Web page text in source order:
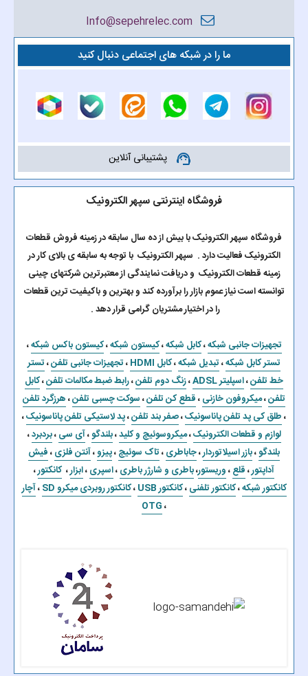
Info@sepehrelec.com
ما را در شبکه های اجتماعی دنبال کنید
support_agent پشتیبانی آنلاین
فروشگاه اینترنتی سپهر الکترونیک
فروشگاه سپهر الکترونیک با بیش از ده سال سابقه در زمینه فروش قطعات
الکترونیک فعالیت دارد . سپهر الکترونیک با توجه به سابقه ی بالای کار در
زمینه قطعات الکترونیک و دریافت نمایندگی از معتبرترین شرکتهای چینی
توانسته است نیاز عموم بازار را برآورده کند و بهترین و باکیفیت ترین قطعات
را در اختیار مشتریان گرامی قرار دهد .
تجهیزات جانبی شبکه،کابل شبکه،کیستون شبکه،کیستون باکس شبکه،
تستر کابل شبکه،تبدیل شبکه،کابل HDMI ،تجهیزات جانبی تلفن،تستر
خط تلفن،اسپلیتر ADSL ،زنگ دوم تلفن،رابط ضبط مکالمات تلفن،کابل
تلفن،میکروفون خازنی،قطع کن تلفن،سوکت چسبی تلفن،هرزگرد تلفن
،طلق کی پد تلفن پاناسونیک،صفر بند تلفن،پد لاستیکی تلفن پاناسونیک،
لوازم و قطعات الکترونیک،میکروسوئیچ و کلید،بلندگو،آی سی،بردبرد،
بلندگو،بازر اسیلاتوردار،جاباطری،تاک سوئیچ،پیزو،آنتن فلزی،فیش
آداپتور،قلع،وریستور،باطری و شارژر باطری،اسپری،ابزار،کانکتور،
کانکتور شبکه،کانکتور تلفنی،کانکتور USB ،کانکتور روبردی میکرو SD ،آچار
،OTG